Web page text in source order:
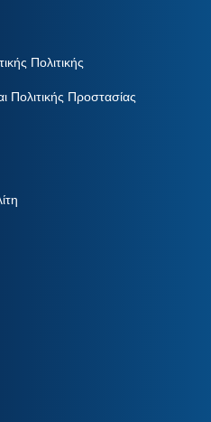
Πολιτικής
Πολιτικής Προστασίας